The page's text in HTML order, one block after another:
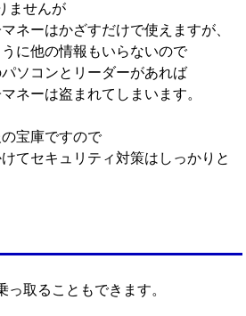
ませんが
ネーはかざすだけで使えますが、
に他の情報もいらないので
ソコンとリーダーがあれば
ネーは盗まれてしまいます。
宝庫ですので
てセキュリティ対策はしっかりと
取ることもできます。